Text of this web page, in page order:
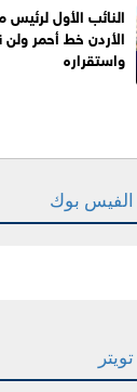
النائب الأول
الأردن خط أحمر
واستقراره
الفيس بوك